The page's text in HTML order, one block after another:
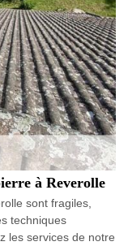
à Reverolle
sont fragiles,
techniques
les services de notre